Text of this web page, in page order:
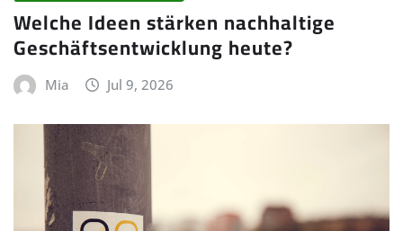
Welche Ideen stärken nachhaltige
Geschäftsentwicklung heute?
Mia Jul 9, 2026